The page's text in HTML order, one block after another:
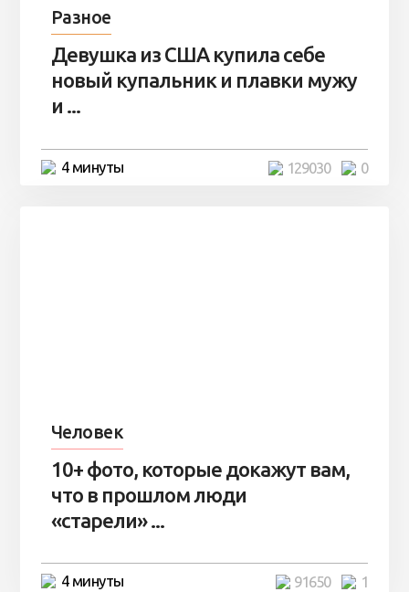
Разное
Девушка из США купила себе
новый купальник и плавки мужу
и ...
4 минуты 0
129030
Человек
10+ фото, которые докажут вам,
что в прошлом люди
«старели» ...
4 минуты 1
91650